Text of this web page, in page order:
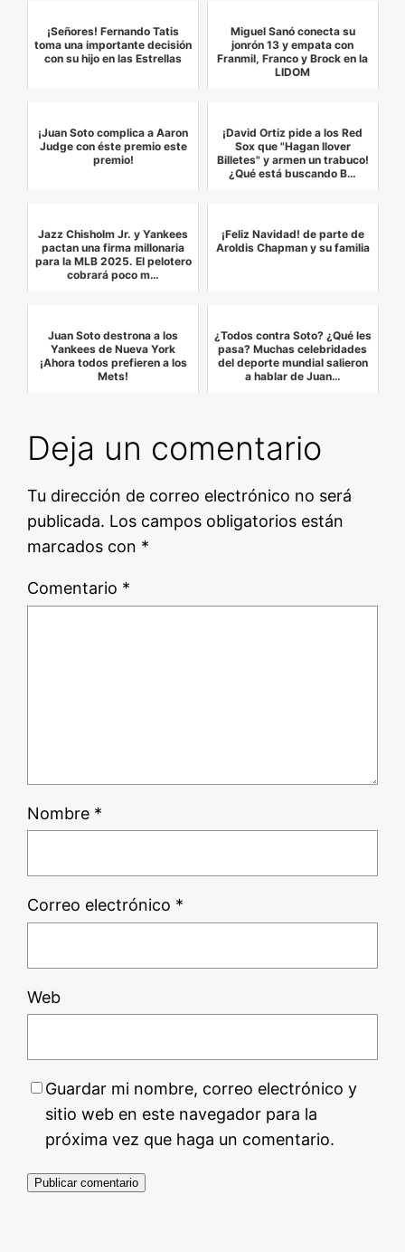
¡Señores! Fernando Tatis
toma una importante decisión
con su hijo en las Estrellas
Miguel Sanó conecta su
jonrón 13 y empata con
Franmil, Franco y Brock en la
LIDOM
¡Juan Soto complica a Aaron
Judge con éste premio este
premio!
¡David Ortiz pide a los Red
Sox que "Hagan llover
Billetes" y armen un trabuco!
¿Qué está buscando B…
Jazz Chisholm Jr. y Yankees
pactan una firma millonaria
para la MLB 2025. El pelotero
cobrará poco m…
¡Feliz Navidad! de parte de
Aroldis Chapman y su familia
Juan Soto destrona a los
Yankees de Nueva York
¡Ahora todos prefieren a los
Mets!
¿Todos contra Soto? ¿Qué les
pasa? Muchas celebridades
del deporte mundial salieron
a hablar de Juan…
Deja un comentario
Tu dirección de correo electrónico no será
publicada. Los campos obligatorios están
marcados con *
Comentario *
Nombre *
Correo electrónico *
Web
Guardar mi nombre, correo electrónico y
sitio web en este navegador para la
próxima vez que haga un comentario.